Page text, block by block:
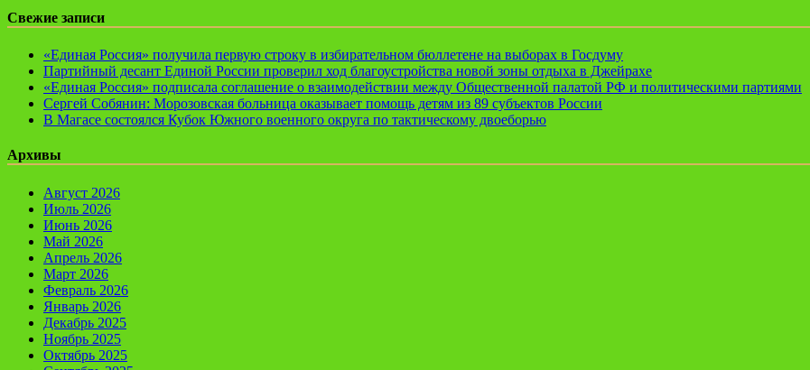
Свежие записи
«Единая Россия» получила первую строку в избирательном бюллетене на выборах в Госдуму
Партийный десант Единой России проверил ход благоустройства новой зоны отдыха в Джейрахе
«Единая Россия» подписала соглашение о взаимодействии между Общественной палатой РФ и политическими партиями
Сергей Собянин: Морозовская больница оказывает помощь детям из 89 субъектов России
В Магасе состоялся Кубок Южного военного округа по тактическому двоеборью
Архивы
Август 2026
Июль 2026
Июнь 2026
Май 2026
Апрель 2026
Март 2026
Февраль 2026
Январь 2026
Декабрь 2025
Ноябрь 2025
Октябрь 2025